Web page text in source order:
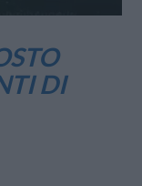
DI